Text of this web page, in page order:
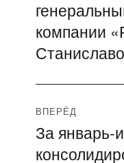
записям
запись:
компании
ВПЕРЁД
Следующая
запись:
За январь-